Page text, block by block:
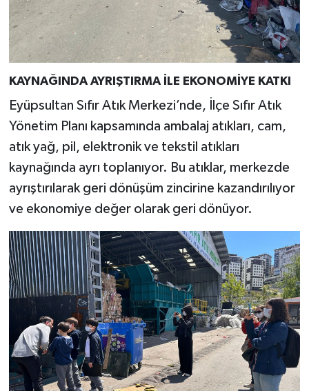
KAYNAĞINDA AYRIŞTIRMA İLE EKONOMİYE KATKI
Eyüpsultan Sıfır Atık Merkezi’nde, İlçe Sıfır Atık
Yönetim Planı kapsamında ambalaj atıkları, cam,
atık yağ, pil, elektronik ve tekstil atıkları
kaynağında ayrı toplanıyor. Bu atıklar, merkezde
ayrıştırılarak geri dönüşüm zincirine kazandırılıyor
ve ekonomiye değer olarak geri dönüyor.